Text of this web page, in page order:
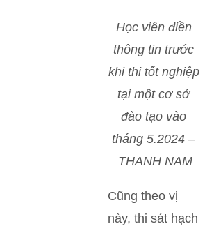
Học viên điền
thông tin trước
khi thi tốt nghiệp
tại một cơ sở
đào tạo vào
tháng 5.2024 –
THANH NAM
Cũng theo vị
này, thi sát hạch